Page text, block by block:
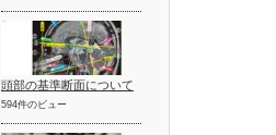
頭部の基準断面について
594件のビュー